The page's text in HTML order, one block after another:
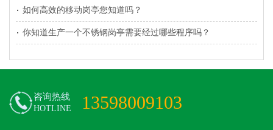
如何高效的移动岗亭您知道吗？
你知道生产一个不锈钢岗亭需要经过哪些程序吗？
咨询热线
HOTLINE 13598009103